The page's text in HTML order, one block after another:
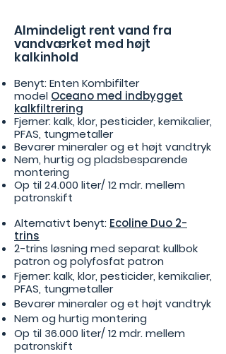
Almindeligt rent vand fra
vandværket med højt
kalkinhold
Benyt: Enten Kombifilter
model Oceano med indbygget
kalkfiltrering
Fjerner: kalk, klor, pesticider, kemikalier,
PFAS, tungmetaller
Bevarer mineraler og et højt vandtryk
Nem, hurtig og pladsbesparende
montering
Op til 24.000 liter/ 12 mdr. mellem
patronskift
Alternativt benyt: Ecoline Duo 2-
trins
2-trins løsning med separat kullbok
patron og polyfosfat patron
Fjerner: kalk, klor, pesticider, kemikalier,
PFAS, tungmetaller
Bevarer mineraler og et højt vandtryk
Nem og hurtig montering
Op til 36.000 liter/ 12 mdr. mellem
patronskift